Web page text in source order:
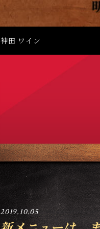
神田 ワイン
2019.10.05